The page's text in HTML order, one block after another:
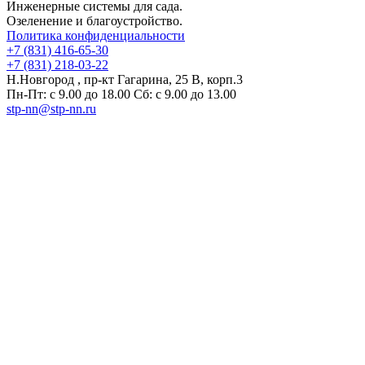
Инженерные системы для сада.
Озеленение и благоустройство.
Политика конфиденциальности
+7 (831) 416-65-30
+7 (831) 218-03-22
Н.Новгород , пр-кт Гагарина, 25 В, корп.3
Пн-Пт: с 9.00 до 18.00 Сб: с 9.00 до 13.00
stp-nn@stp-nn.ru